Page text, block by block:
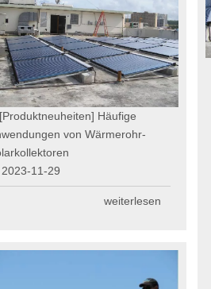
[Produktneuheiten] Häufige
von Wärmerohr-
11-29
weiterlesen